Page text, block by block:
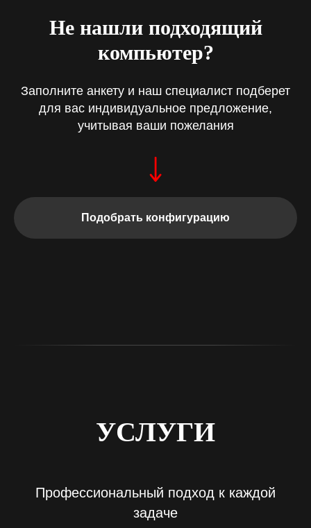
Не нашли подходящий
компьютер?
Заполните анкету и наш специалист подберет
для вас индивидуальное предложение,
учитывая ваши пожелания
Подобрать конфигурацию
УСЛУГИ
Профессиональный подход к каждой
задаче